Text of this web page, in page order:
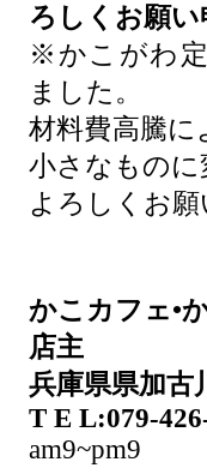
ろしくお願い
※かこがわ
ました。
材料費高騰に
小さなものに
よろしくお願
かこカフェ•
店主
兵庫県県加古
T E L:079-
am9~pm9